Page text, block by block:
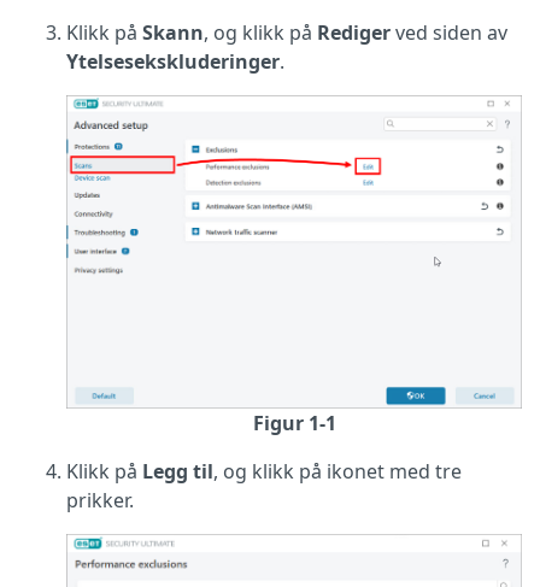
Klikk på Skann, og klikk på Redigerved siden av
Ytelsesekskluderinger.
Figur 1-1
Klikk på Legg til, og klikk på ikonet med tre
prikker.